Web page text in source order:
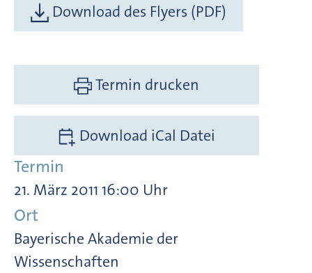
Download des Flyers (PDF)
Termin drucken
Download iCal Datei
Termin
21. März 2011 16:00 Uhr
Ort
Bayerische Akademie der
Wissenschaften